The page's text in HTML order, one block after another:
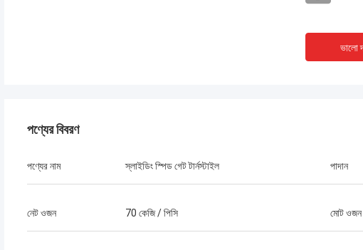
ভালো
পণ্যের বিবরণ
পণ্যের নাম স্লাইডিং স্পিড গেট টার্নস্টাইল পাদান
নেট ওজন 70 কেজি / পিসি মোট ওজন